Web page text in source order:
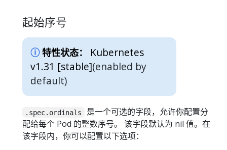
起始序号
特性状态：
Kubernetes
v1.31 [stable](enabled by
default)
.spec.ordinals
是一个可选的字段，允许你配置分
配给每个 Pod 的整数序号。 该字段默认为 nil 值。在
该字段内，你可以配置以下选项：